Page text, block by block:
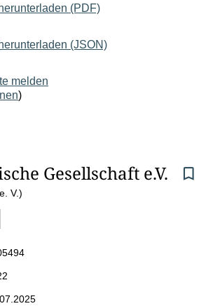
(PDF)
(JSON)
melden
)
Gesellschaft e.V.
V.)